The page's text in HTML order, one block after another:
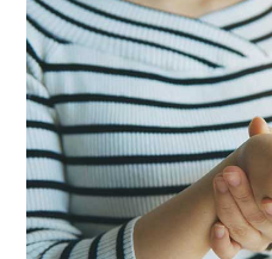
lignée
cellulaire
myéloïde